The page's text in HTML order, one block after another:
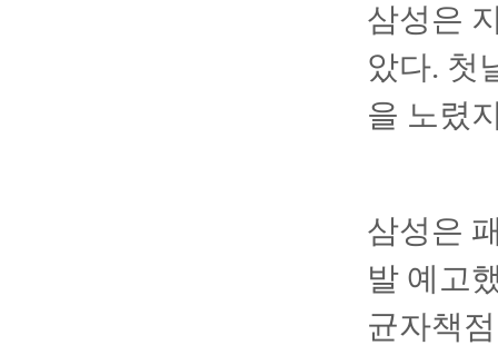
삼성은
았다. 첫
을 노렸
삼성은
발 예고
균자책